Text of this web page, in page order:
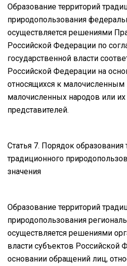
Образование территорий
природопользования
осуществляется решениями
Российской Федерации по
государственной власти
Российской Федерации на
относящихся к
малочисленных народов или
представителей.
Статья 7. Порядок образования
традиционного
значения
Образование территорий
природопользования
осуществляется решениями
власти субъектов Российской
основании обращений лиц,